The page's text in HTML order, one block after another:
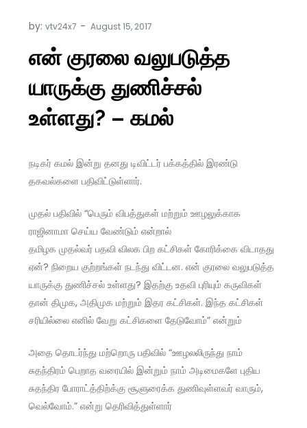
by:vtv24x7
என் குரலை வலுபடுத்த
யாருக்கு துணிச்சல்
உள்ளது? – கமல்
நடிகர் கமல் இன்று தனது டிவிட்டர் பக்கத்தில் இரண்டு
தகவல்களை பதிவிட்டுள்ளார்.
முதல் பதிவில் “பெரும் விபத்துகள் மற்றும் ஊழலுக்காக
ராஜினாமா செய்ய வேண்டும் என்றால்
தமிழக முதல்வர் பதவி விலக பிற கட்சிகள் கோரிக்கை விடாதது
ஏன்? நிறைய குற்றங்கள் நடந்து விட்டன. என் குரலை வலுபடுத்த
யாருக்கு துணிச்சல் உள்ளது? இதற்கு உதவி புரியும் கருவிகள்
தான் திமுக, அதிமுக மற்றும் இதர கட்சிகள். இந்த கட்சிகள்
சரியில்லை எனில் வேறு கட்சிகளை தேடுவோம்” என்றும்
அதை தொடர்ந்து மற்றொரு பதிவில் “ஊழலலிருந்து நாம்
சுதந்திரம் பெறாத வரையில் இன்றும் நாம் அடிமைகளே புதிய
சுதந்திர போராட்த்திற்க்கு சூளுரைக்க துணிவுள்ளவர் வாரும்,
வெல்வோம்.” என்று தெரிவித்துள்ளார்